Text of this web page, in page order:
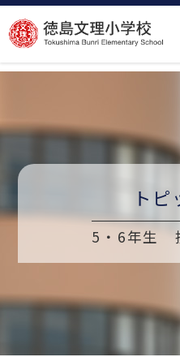
コ
ン
テ
ツ
ス
プ
トピ
5・6年生